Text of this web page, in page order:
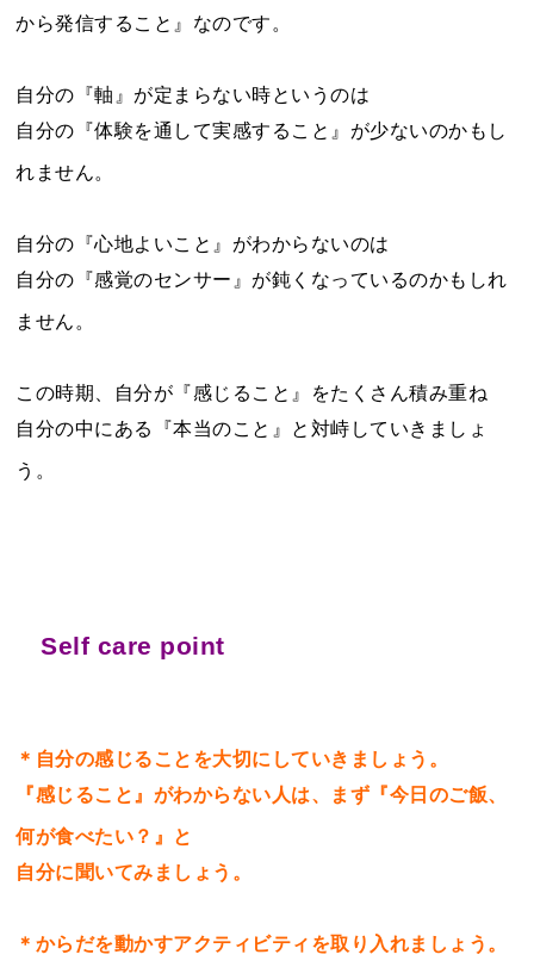
から発信すること』なのです。
自分の『軸』が定まらない時というのは
自分の『体験を通して実感すること』が少ないのかもし
れません。
自分の『心地よいこと』がわからないのは
自分の『感覚のセンサー』が鈍くなっているのかもしれ
ません。
この時期、自分が『感じること』をたくさん積み重ね
自分の中にある『本当のこと』と対峙していきましょ
う。
Self care point
＊自分の感じることを大切にしていきましょう。
『感じること』がわからない人は、まず『今日のご飯、
何が食べたい？』と
自分に聞いてみましょう。
＊からだを動かすアクティビティを取り入れましょう。